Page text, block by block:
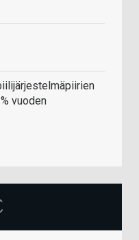
vuoden